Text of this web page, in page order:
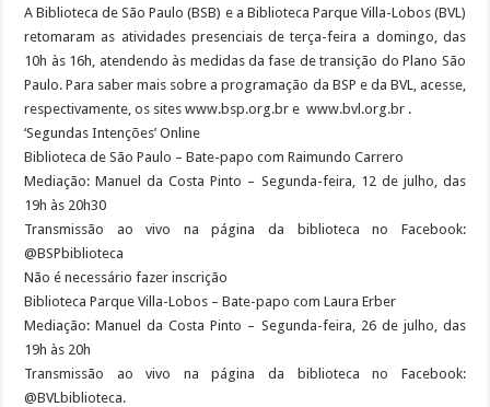
A Biblioteca de São Paulo (BSB) e a Biblioteca Parque Villa-Lobos (BVL)
retomaram as atividades presenciais de terça-feira a domingo, das
10h às 16h, atendendo às medidas da fase de transição do Plano São
Paulo. Para saber mais sobre a programação da BSP e da BVL, acesse,
respectivamente, os sites www.bsp.org.br e www.bvl.org.br .
‘Segundas Intenções’ Online
Biblioteca de São Paulo – Bate-papo com Raimundo Carrero
Mediação: Manuel da Costa Pinto – Segunda-feira, 12 de julho, das
19h às 20h30
Transmissão ao vivo na página da biblioteca no Facebook:
@BSPbiblioteca
Não é necessário fazer inscrição
Biblioteca Parque Villa-Lobos – Bate-papo com Laura Erber
Mediação: Manuel da Costa Pinto – Segunda-feira, 26 de julho, das
19h às 20h
Transmissão ao vivo na página da biblioteca no Facebook:
@BVLbiblioteca.